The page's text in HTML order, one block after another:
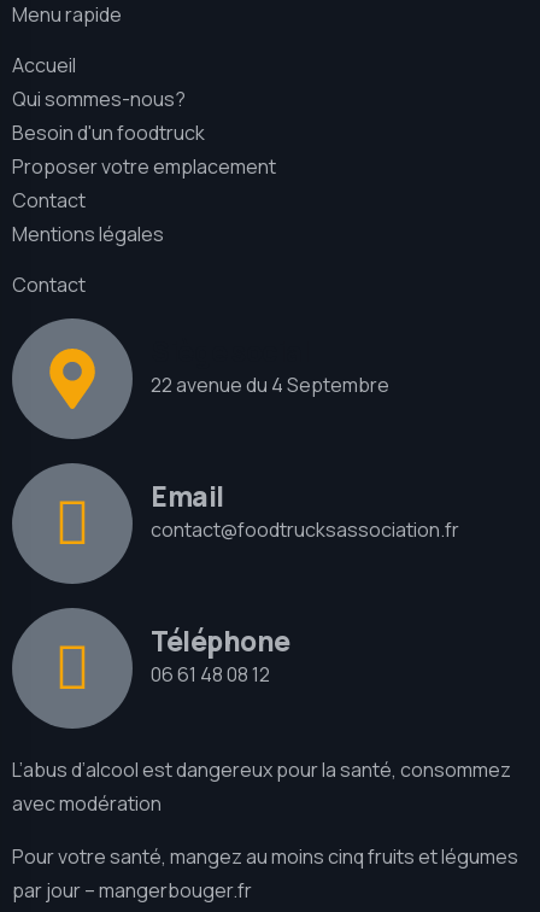
Menu rapide
Accueil
Qui sommes-nous?
Besoin d'un foodtruck
Proposer votre emplacement
Contact
Mentions légales
Contact
22 avenue du 4 Septembre
Email
contact@foodtrucksassociation.fr
Téléphone
06 61 48 08 12
L’abus d’alcool est dangereux pour la santé, consommez
avec modération
Pour votre santé, mangez au moins cinq fruits et légumes
par jour –mangerbouger.fr